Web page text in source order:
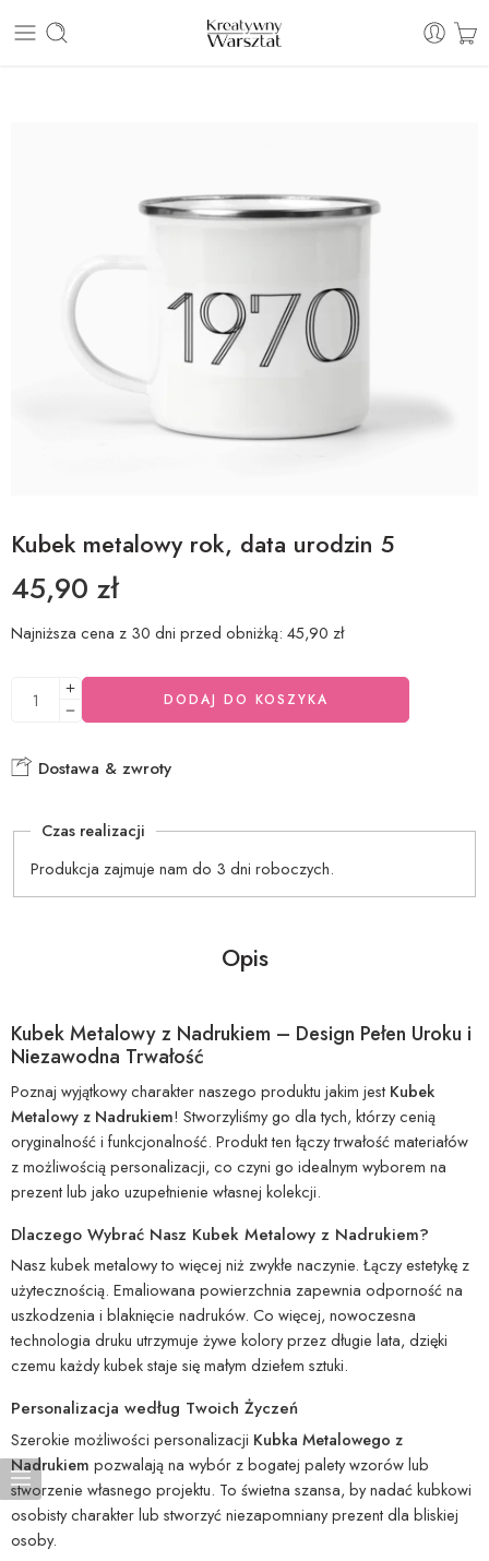
E: sklep@kreatywnywarsztat.pl | T: +48 530 933 786
Kubek metalowy rok, data urodzin 5
45,90 zł
Najniższa cena z 30 dni przed obniżką: 45,90 zł
DODAJ DO KOSZYKA
Dostawa & zwroty
Czas realizacji
Produkcja zajmuje nam do 3 dni roboczych.
Opis
Kubek Metalowy z Nadrukiem – Design Pełen Uroku i
Niezawodna Trwałość
Poznaj wyjątkowy charakter naszego produktu jakim jest Kubek
Metalowy z Nadrukiem! Stworzyliśmy go dla tych, którzy cenią
oryginalność i funkcjonalność. Produkt ten łączy trwałość materiałów
z możliwością personalizacji, co czyni go idealnym wyborem na
prezent lub jako uzupełnienie własnej kolekcji.
Dlaczego Wybrać Nasz Kubek Metalowy z Nadrukiem?
Nasz kubek metalowy to więcej niż zwykłe naczynie. Łączy estetykę z
użytecznością. Emaliowana powierzchnia zapewnia odporność na
uszkodzenia i blaknięcie nadruków. Co więcej, nowoczesna
technologia druku utrzymuje żywe kolory przez długie lata, dzięki
czemu każdy kubek staje się małym dziełem sztuki.
Personalizacja według Twoich Życzeń
Szerokie możliwości personalizacji Kubka Metalowego z
Nadrukiem pozwalają na wybór z bogatej palety wzorów lub
stworzenie własnego projektu. To świetna szansa, by nadać kubkowi
osobisty charakter lub stworzyć niezapomniany prezent dla bliskiej
osoby.